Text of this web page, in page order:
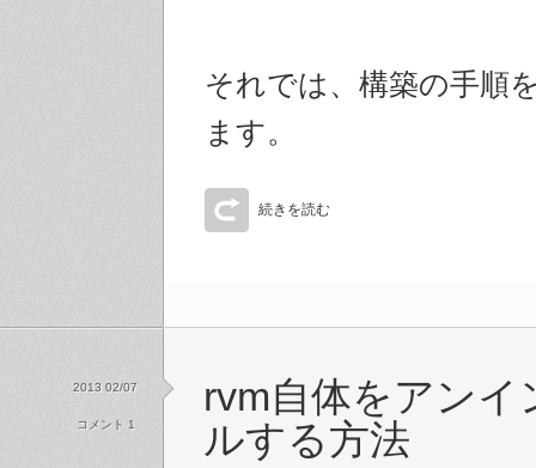
それでは、構築の手順
ます。
続きを読む
rvm自体をアンイ
ルする方法
2013 02/07
コメント 1